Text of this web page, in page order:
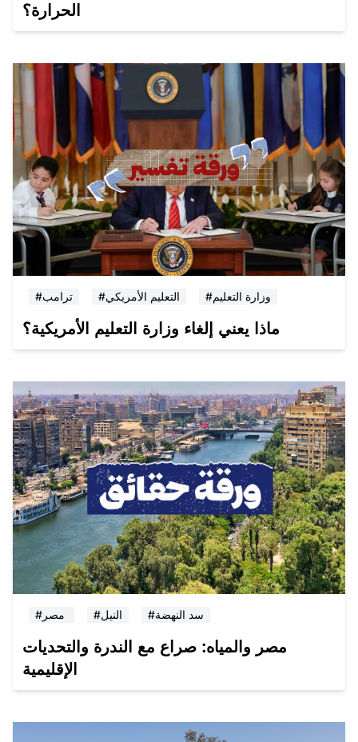
الحرارة؟
#ترامب #التعليم الأمريكي #وزارة التعليم
ماذا يعني إلغاء وزارة التعليم الأمريكية؟
#النيل #سد النهضة
مصر والمياه: صراع مع الندرة والتحديات
الإقليمية